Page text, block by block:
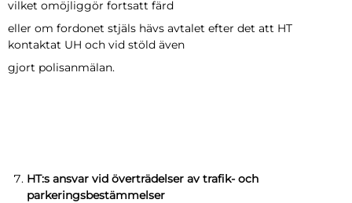
vilket omöjliggör fortsatt färd
eller om fordonet stjäls hävs avtalet efter det att HT
kontaktat UH och vid stöld även
gjort polisanmälan.
HT:s ansvar vid överträdelser av trafik- och
parkeringsbestämmelser